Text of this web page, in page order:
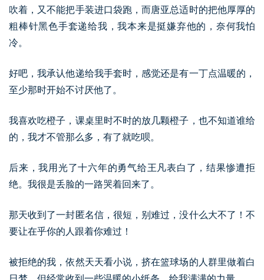
吹着，又不能把手装进口袋跑，而唐亚总适时的把他厚厚的
粗棒针黑色手套递给我，我本来是挺嫌弃他的，奈何我怕
冷。
好吧，我承认他递给我手套时，感觉还是有一丁点温暖的，
至少那时开始不讨厌他了。
我喜欢吃橙子，课桌里时不时的放几颗橙子，也不知道谁给
的，我才不管那么多，有了就吃呗。
后来，我用光了十六年的勇气给王凡表白了，结果惨遭拒
绝。我很是丢脸的一路哭着回来了。
那天收到了一封匿名信，很短，别难过，没什么大不了！不
要让在乎你的人跟着你难过！
被拒绝的我，依然天天看小说，挤在篮球场的人群里做着白